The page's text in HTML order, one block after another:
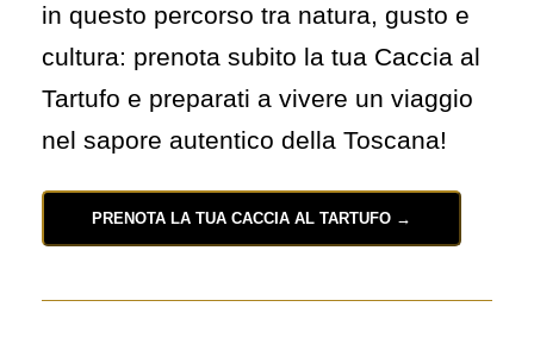
in questo percorso tra natura, gusto e
cultura: prenota subito la tua Caccia al
Tartufo e preparati a vivere un viaggio
nel sapore autentico della Toscana!
PRENOTA LA TUA CACCIA AL TARTUFO →